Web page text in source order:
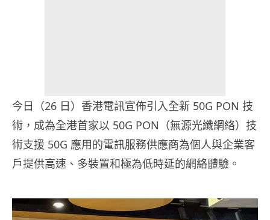
今日（26 日）香港電訊宣佈引入全新 50G PON 技
術，成為全港首家以 50G PON（無源光纖網絡）技
術支援 50G 應用的電訊服務供應商為個人與企業客
戶提供高速、多裝置和極為低時延的網絡體驗。